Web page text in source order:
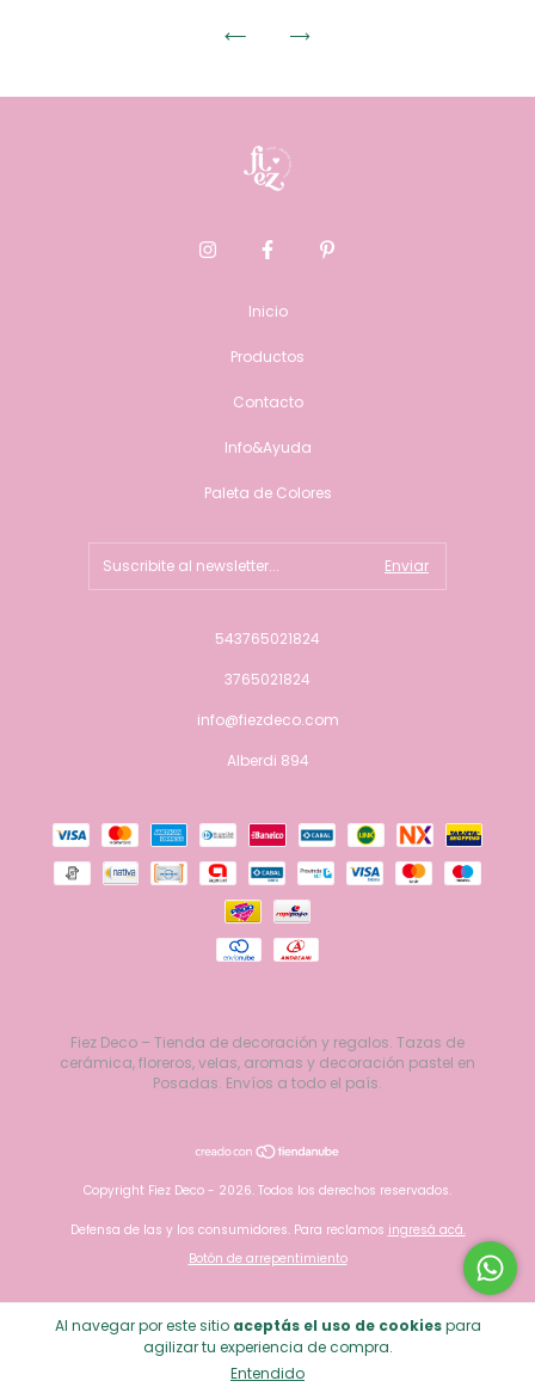
Al navegar por este sitio aceptás el uso de cookiespara
agilizar tu experiencia de compra.
Entendido
Inicio
Productos
Contacto
Info&Ayuda
Paleta de Colores
543765021824
3765021824
info@fiezdeco.com
Alberdi 894
Fiez Deco – Tienda de decoración y regalos. Tazas de
cerámica, floreros, velas, aromas y decoración pastel en
Posadas. Envíos a todo el país.
Copyright Fiez Deco - 2026. Todos los derechos reservados.
Defensa de las y los consumidores. Para reclamos ingresá acá.
Botón de arrepentimiento